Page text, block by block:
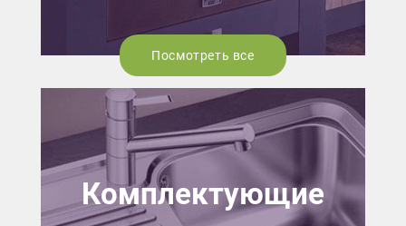
Посмотреть все
Комплектующие